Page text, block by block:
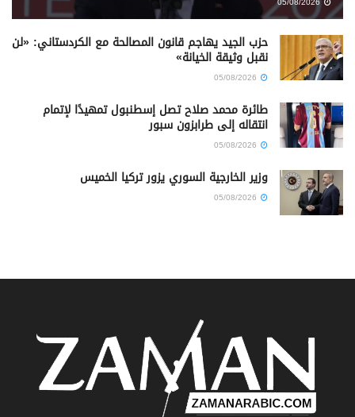
حزب الجيد يهاجم قانون المصالحة مع الكردستاني: «لن
نقبل وثيقة الخيانة»
طائرة محمد صلاح تصل إسطنبول تمهيدًا لإتمام
انتقاله إلى طرابزون سبور
وزير الخارجية السوري يزور تركيا الخميس